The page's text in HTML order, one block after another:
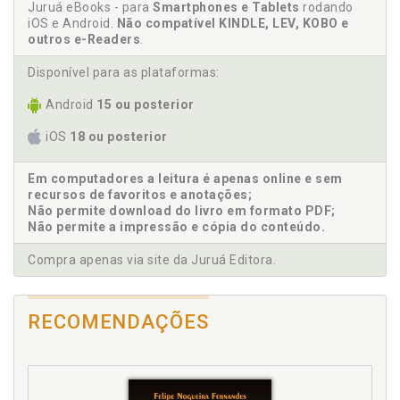
nas expressões do poder nacional, p. 63
Cibervigilância e a ciberespionagem. No cenário
mundial, p. 115
brasileiro, p. 116
Cibervigilância e a ciberespionagem. Normas
Cibervigilância e a ciberespionagem. Perspectivas, p.
115
Cibervigilância e a ciberespionagem. Proteção ao
cidadão, p. 114
Cibervigilância e a ciberespionagem: conceitos e
motivações, p. 56
Cibervigilância e ciberespionagem. Aspectos
contextuais, p. 95
Cibervigilância. Brasil: desafios frente à
cibervigilância e à ciberespiona-gem, p. 95
Ciclo de vida das vulnerabilidades. Figura 1, p. 53
Juruá eBooks - para Smartphones e Tablets rodando
iOS e Android. Não compatível KINDLE, LEV, KOBO e
outros e-Readers.
Disponível para as plataformas:
Android 15 ou posterior
iOS 18 ou posterior
Em computadores a leitura é apenas online e sem
recursos de favoritos e anotações;
Não permite download do livro em formato PDF;
Não permite a impressão e cópia do conteúdo.
Compra apenas via site da Juruá Editora.
RECOMENDAÇÕES